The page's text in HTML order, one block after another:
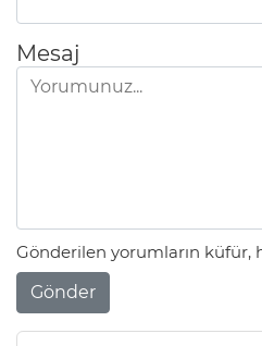
Mesaj
Gönderilen yorumların küfür,
Gönder